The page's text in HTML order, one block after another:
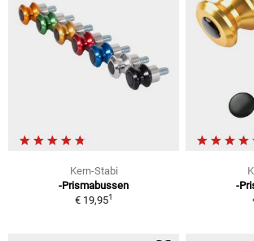
Kern-Stabi
-Prismabussen
€ 19,951
-